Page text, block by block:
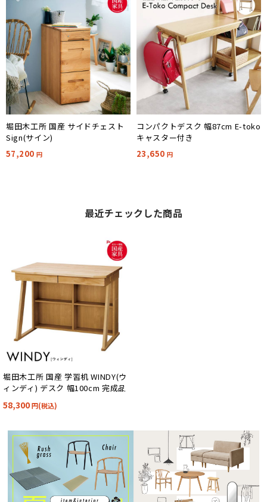
堀田木工所 国産 サイドチェスト
Sign(サイン)
57,200 円
コンパクトデスク 幅87cm E-toko
キャスター付き
23,650 円
最近チェックした商品
堀田木工所 国産 学習机 WINDY(ウ
ィンディ) デスク 幅100cm 完成品
58,300円(税込)